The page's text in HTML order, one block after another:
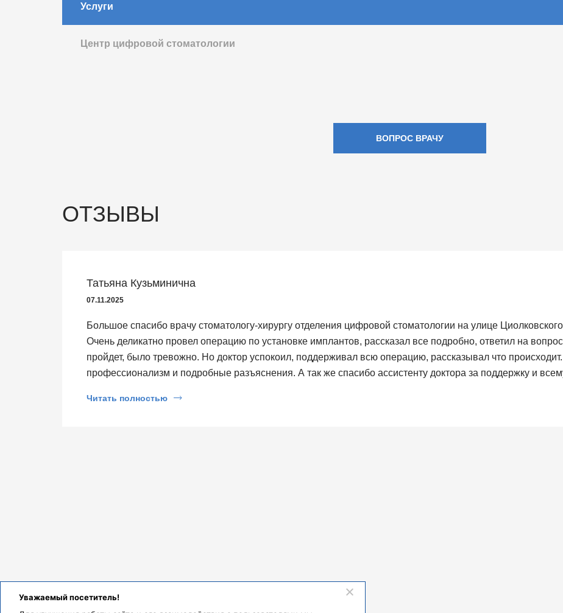
Услуги
Центр цифровой стоматологии
ВОПРОС ВРАЧУ
ОТЗЫВЫ
Татьяна Кузьминична
07.11.2025
Большое спасибо врачу стоматологу-хирургу отделения цифровой стоматологии на улице
Очень деликатно провел операцию по установке имплантов, рассказал все подробно, ответил на
пройдет, было тревожно. Но доктор успокоил, поддерживал всю операцию, рассказывал что
профессионализм и подробные разъяснения. А так же спасибо ассистенту доктора за поддержку и
Читать полностью
Уважаемый посетитель!